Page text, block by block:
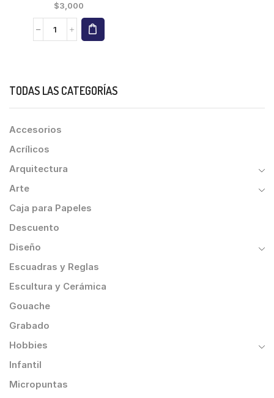
$3,000
TODAS LAS CATEGORÍAS
Accesorios
Acrílicos
Arquitectura
Arte
Caja para Papeles
Descuento
Diseño
Escuadras y Reglas
Escultura y Cerámica
Gouache
Grabado
Hobbies
Infantil
Micropuntas